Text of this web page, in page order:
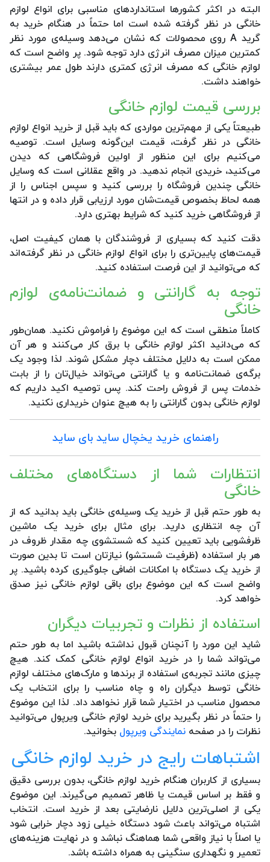
البته در اکثر کشورها استانداردهای مناسبی برای انواع لوازم
خانگی در نظر گرفته شده است اما حتماً در هنگام خرید به
گرید Aروی محصولات که نشان می‌دهد وسیله‌ی مورد نظر
کمترین میزان مصرف انرژی دارد توجه شود. پر واضح است که
لوازم خانگی که مصرف انرژی کمتری دارند طول عمر بیشتری
خواهند داشت.
بررسی قیمت لوازم خانگی
طبیعتاً یکی از مهم‌ترین مواردی که باید قبل از خرید انواع لوازم
خانگی در نظر گرفت، قیمت این‌گونه وسایل است. توصیه
می‌کنیم برای این منظور از اولین فروشگاهی که دیدن
می‌کنید، خریدی انجام ندهید. در واقع عقلانی است که وسایل
خانگی چندین فروشگاه را بررسی کنید و سپس اجناس را از
همه لحاظ بخصوص قیمت‌شان مورد ارزیابی قرار داده و در انتها
از فروشگاهی خرید کنید که شرایط بهتری دارد.
دقت کنید که بسیاری از فروشندگان با همان کیفیت اصل،
قیمت‌های پایین‌تری را برای انواع لوازم خانگی در نظر گرفته‌اند
که می‌توانید از این فرصت استفاده کنید.
توجه به گارانتی و ضمانت‌نامه‌ی لوازم
خانگی
کاملاً منطقی است که این موضوع را فراموش نکنید. همان‌طور
که می‌دانید اکثر لوازم خانگی با برق کار می‌کنند و هر آن
ممکن است به دلایل مختلف دچار مشکل شوند. لذا وجود یک
برگه‌ی ضمانت‌نامه و یا گارانتی می‌تواند خیال‌تان را از بابت
خدمات پس از فروش راحت کند. پس توصیه اکید داریم که
لوازم خانگی بدون گارانتی را به هیچ عنوان خریداری نکنید.
راهنمای خرید یخچال ساید بای ساید
انتظارات شما از دستگاه‌های مختلف
خانگی
به طور حتم قبل از خرید یک وسیله‌ی خانگی باید بدانید که از
آن چه انتظاری دارید. برای مثال برای خرید یک ماشین
ظرفشویی باید تعیین کنید که شستشوی چه مقدار ظروف در
هر بار استفاده (ظرفیت شستشو) نیازتان است تا بدین صورت
از خرید یک دستگاه با امکانات اضافی جلوگیری کرده باشید. پر
واضح است که این موضوع برای باقی لوازم خانگی نیز صدق
خواهد کرد.
استفاده از نظرات و تجربیات دیگران
شاید این مورد را آنچنان قبول نداشته باشید اما به طور حتم
می‌تواند شما را در خرید انواع لوازم خانگی کمک کند. هیچ
چیزی مانند تجربه‌ی استفاده از برندها و مارک‌های مختلف لوازم
خانگی توسط دیگران راه و چاه مناسب را برای انتخاب یک
محصول مناسب در اختیار شما قرار نخواهد داد. لذا این موضوع
را حتماً در نظر بگیرید برای خرید لوازم خانگی ویرپول می‌توانید
نظرات را در صفحه نمایندگی ویرپول بخوانید.
اشتباهات رایج در خرید لوازم خانگی
بسیاری از کاربران هنگام خرید لوازم خانگی، بدون بررسی دقیق
و فقط بر اساس قیمت یا ظاهر تصمیم می‌گیرند. این موضوع
یکی از اصلی‌ترین دلایل نارضایتی بعد از خرید است. انتخاب
اشتباه می‌تواند باعث شود دستگاه خیلی زود دچار خرابی شود
یا اصلاً با نیاز واقعی شما هماهنگ نباشد و در نهایت هزینه‌های
تعمیر و نگهداری سنگینی به همراه داشته باشد.